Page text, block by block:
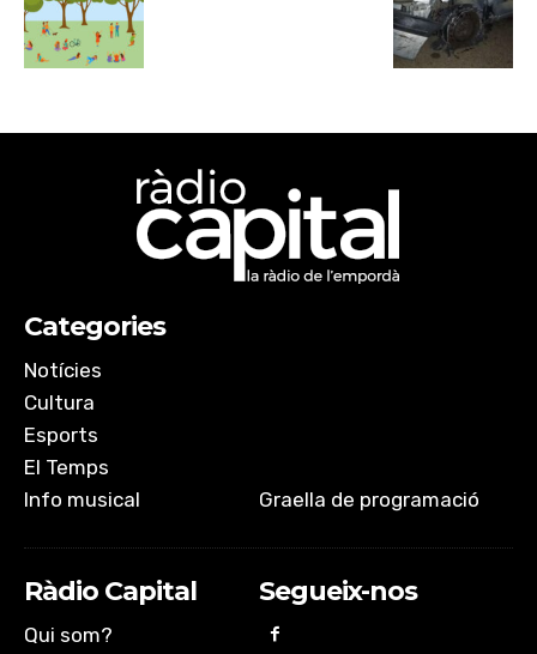
Categories
Notícies
Cultura
Esports
El Temps
Info musical
Graella de programació
Ràdio Capital
Qui som?
Segueix-nos